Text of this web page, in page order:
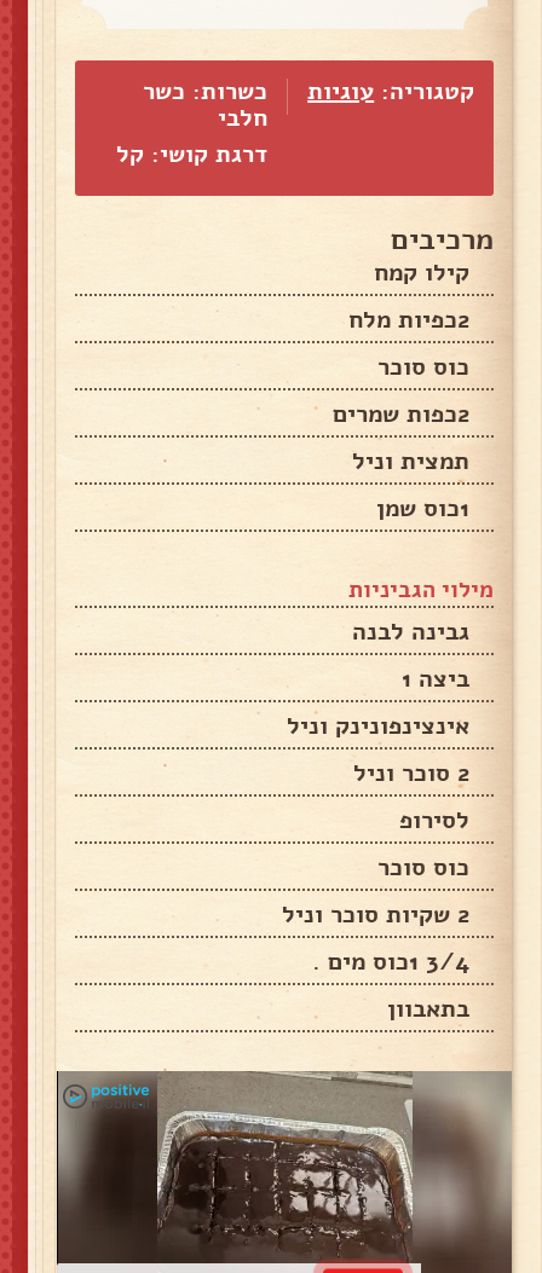
קטגוריה: עוגיות
כשרות: כשר
חלבי
דרגת קושי: קל
מרכיבים
קילו קמח
2כפיות מלח
כוס סוכר
2כפות שמרים
תמצית וניל
1כוס שמן
מילוי הגביניות
גבינה לבנה
ביצה 1
אינצינפונינק וניל
2 סוכר וניל
לסירופ
כוס סוכר
2 שקיות סוכר וניל
3/4 1כוס מים .
בתאבוון